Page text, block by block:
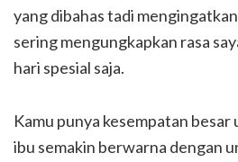
yang dibahas tadi
sering mengungkapkan rasa
hari spesial saja.
Kamu punya kesempatan
ibu semakin berwarna dengan